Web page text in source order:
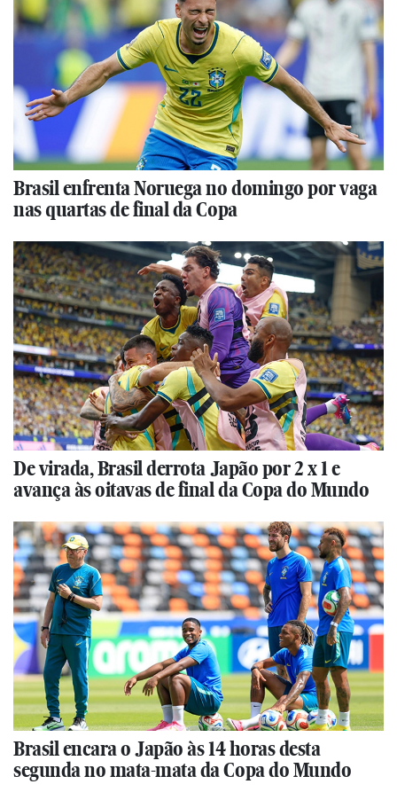
Brasil enfrenta Noruega no domingo por vaga
nas quartas de final da Copa
De virada, Brasil derrota Japão por 2 x 1 e
avança às oitavas de final da Copa do Mundo
Brasil encara o Japão às 14 horas desta
segunda no mata-mata da Copa do Mundo